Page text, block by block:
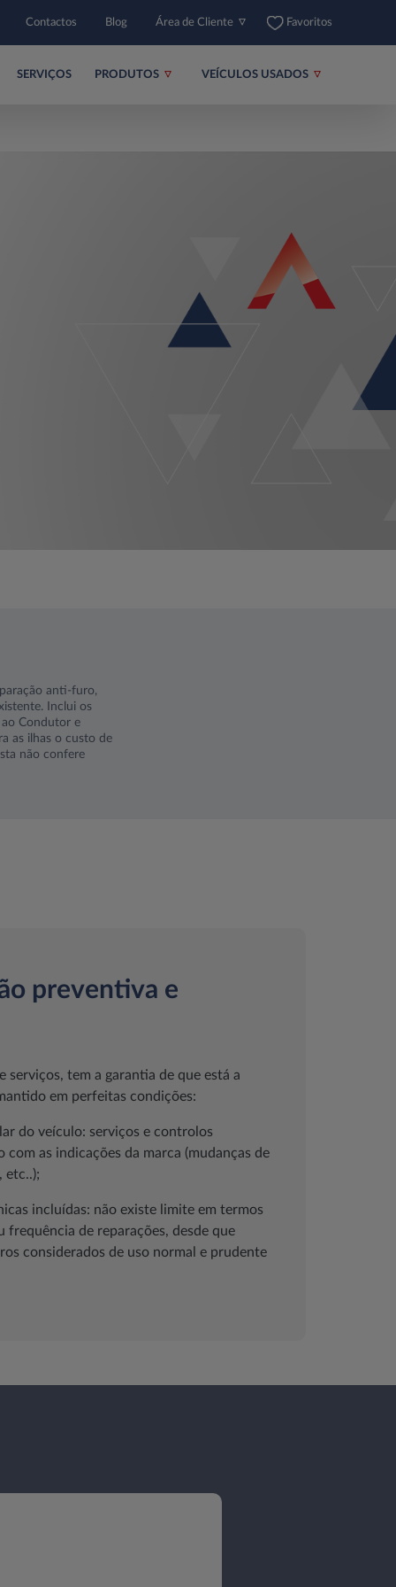
Contactos Blog Área de Cliente Favoritos
SERVIÇOS PRODUTOS VEÍCULOS USADOS
anti-furo,
Inclui os
ao Condutor e
as ilhas o custo de
não confere
preventiva e
serviços, tem a garantia de que está a
em perfeitas condições:
do veículo: serviços e controlos
com as indicações da marca (mudanças de
etc..);
incluídas: não existe limite em termos
frequência de reparações, desde que
considerados de uso normal e prudente